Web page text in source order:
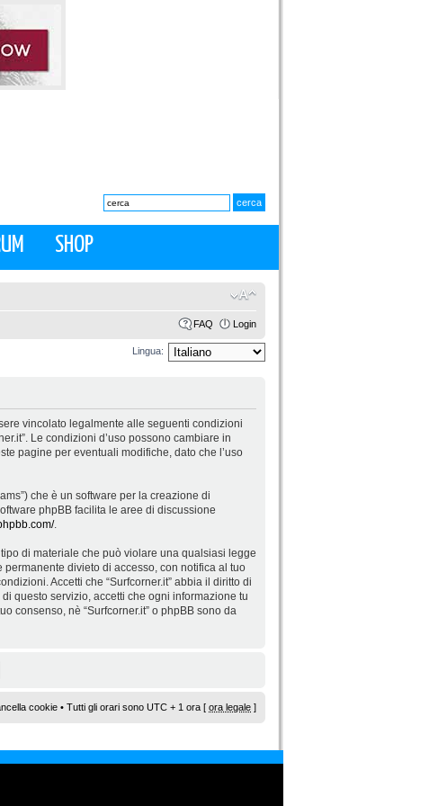
SHOP
FAQ Login
Lingua:
vincolato legalmente alle seguenti condizioni
Le condizioni d’uso possono cambiare in
pagine per eventuali modifiche, dato che l’uso
che è un software per la creazione di
phpBB facilita le aree di discussione
.
di materiale che può violare una qualsiasi legge
permanente divieto di accesso, con notifica al tuo
Accetti che “Surfcorner.it” abbia il diritto di
questo servizio, accetti che ogni informazione tu
consenso, nè “Surfcorner.it” o phpBB sono da
cookie • Tutti gli orari sono UTC + 1 ora [ ora legale ]